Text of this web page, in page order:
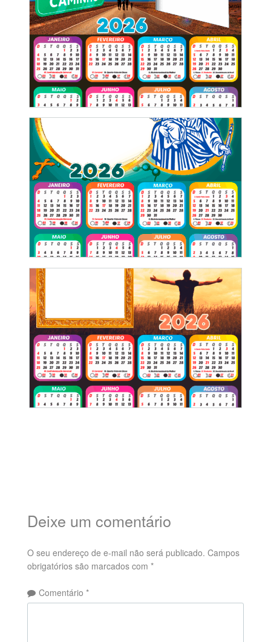
Deixe um comentário
O seu endereço de e-mail não será publicado. Campos
obrigatórios são marcados com *
Comentário *